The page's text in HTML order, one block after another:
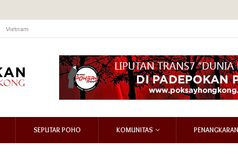
Vietnam
SEPUTAR POHO KOMUNITAS PENANGKARAN